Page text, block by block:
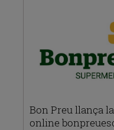
Bon Preu llança
online